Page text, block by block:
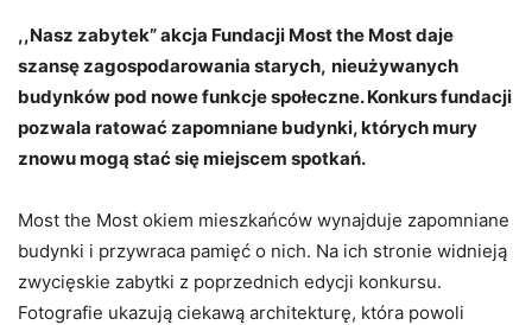
,,Nasz zabytek” akcja Fundacji Most the Most daje
szansę zagospodarowania starych, nieużywanych
budynków pod nowe funkcje społeczne. Konkurs fundacji
pozwala ratować zapomniane budynki, których mury
znowu mogą stać się miejscem spotkań.
Most the Most okiem mieszkańców wynajduje zapomniane
budynki i przywraca pamięć o nich. Na ich stronie widnieją
zwycięskie zabytki z poprzednich edycji konkursu.
Fotografie ukazują ciekawą architekturę, która powoli